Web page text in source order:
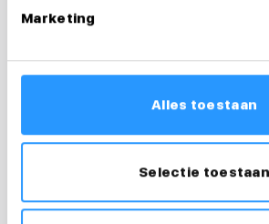
Marketing
Alles toestaan
Selectie toestaan